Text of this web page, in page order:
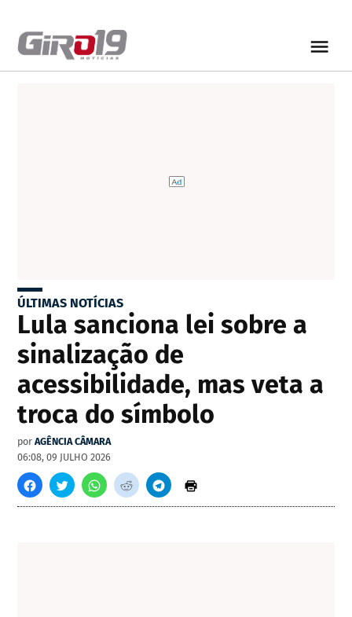
ÚLTIMAS NOTÍCIAS
Lula sanciona lei sobre a
sinalização de
acessibilidade, mas veta a
troca do símbolo
por AGÊNCIA CÂMARA
06:08, 09 JULHO 2026